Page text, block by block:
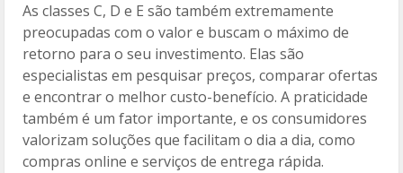
As classes C, D e E são também extremamente
preocupadas com o valor e buscam o máximo de
retorno para o seu investimento. Elas são
especialistas em pesquisar preços, comparar ofertas
e encontrar o melhor custo-benefício. A praticidade
também é um fator importante, e os consumidores
valorizam soluções que facilitam o dia a dia, como
compras online e serviços de entrega rápida.